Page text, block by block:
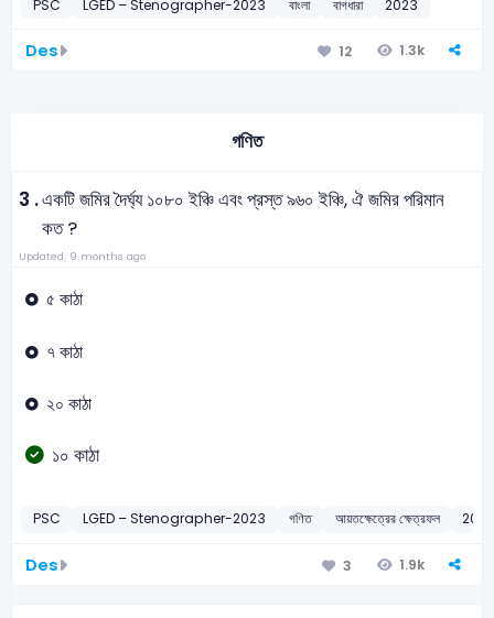
PSC LGED – Stenographer-2023 বাংলা বাগধারা 2023
Des 12 1.3k
গণিত
3 .একটি জমির দৈর্ঘ্য ১০৮০ ইঞ্চি এবং প্রস্ত ৯৬০ ইঞ্চি, ঐ জমির পরিমান
কত ?
Updated: 9 months ago
৫ কাঠা
৭ কাঠা
২০ কাঠা
১০ কাঠা
PSC LGED – Stenographer-2023 গণিত আয়তক্ষেত্রের ক্ষেত্রফল
Des 3 1.9k